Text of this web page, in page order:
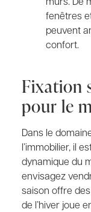
fenêtres
peuvent
confort.
Fixation
pour le
Dans le
l’immobilier, il
dynamique du
envisagez
saison offre
de l’hiver joue